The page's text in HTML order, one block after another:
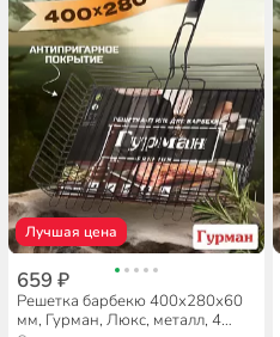
Лучшая цена
659 ₽
Решетка барбекю 400х280х60
мм, Гурман, Люкс, металл, 4